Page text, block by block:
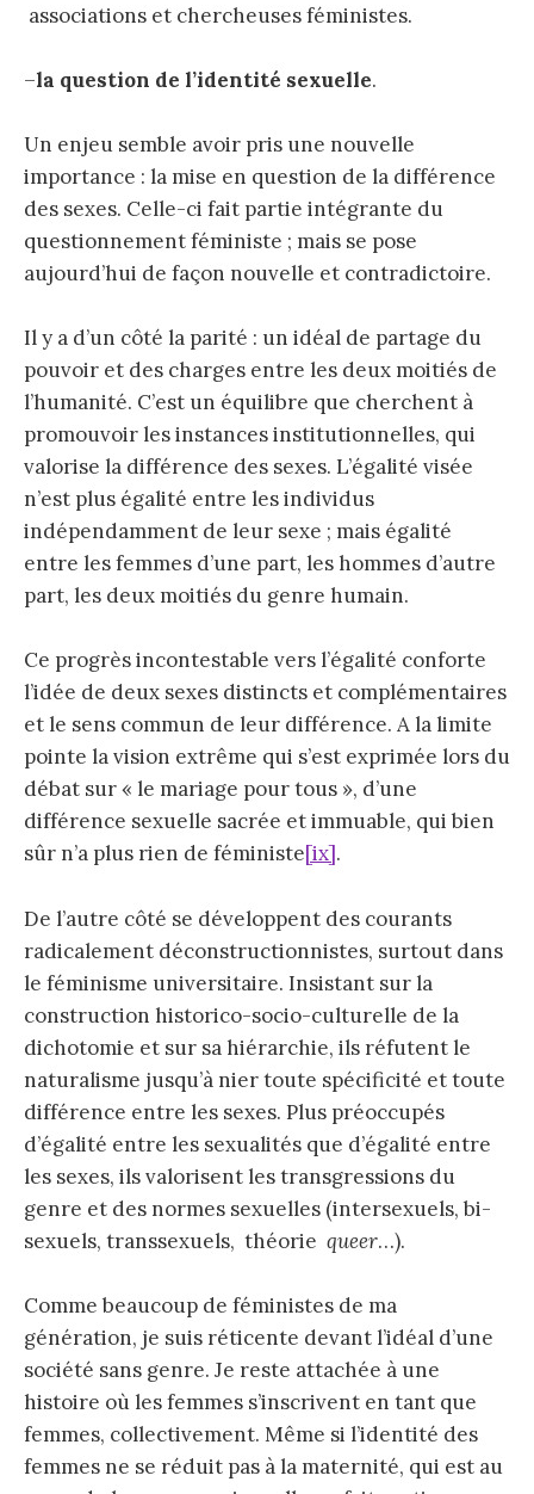
associations et chercheuses féministes.
–la question de l’identité sexuelle.
Un enjeu semble avoir pris une nouvelle
importance : la mise en question de la différence
des sexes. Celle-ci fait partie intégrante du
questionnement féministe ; mais se pose
aujourd’hui de façon nouvelle et contradictoire.
Il y a d’un côté la parité : un idéal de partage du
pouvoir et des charges entre les deux moitiés de
l’humanité. C’est un équilibre que cherchent à
promouvoir les instances institutionnelles, qui
valorise la différence des sexes. L’égalité visée
n’est plus égalité entre les individus
indépendamment de leur sexe ; mais égalité
entre les femmes d’une part, les hommes d’autre
part, les deux moitiés du genre humain.
Ce progrès incontestable vers l’égalité conforte
l’idée de deux sexes distincts et complémentaires
et le sens commun de leur différence. A la limite
pointe la vision extrême qui s’est exprimée lors du
débat sur « le mariage pour tous », d’une
différence sexuelle sacrée et immuable, qui bien
sûr n’a plus rien de féministe[ix].
De l’autre côté se développent des courants
radicalement déconstructionnistes, surtout dans
le féminisme universitaire. Insistant sur la
construction historico-socio-culturelle de la
dichotomie et sur sa hiérarchie, ils réfutent le
naturalisme jusqu’à nier toute spécificité et toute
différence entre les sexes. Plus préoccupés
d’égalité entre les sexualités que d’égalité entre
les sexes, ils valorisent les transgressions du
genre et des normes sexuelles (intersexuels, bi-
sexuels, transsexuels, théorie queer…).
Comme beaucoup de féministes de ma
génération, je suis réticente devant l’idéal d’une
société sans genre. Je reste attachée à une
histoire où les femmes s’inscrivent en tant que
femmes, collectivement. Même si l’identité des
femmes ne se réduit pas à la maternité, qui est au